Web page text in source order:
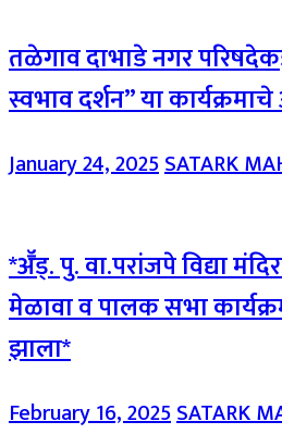
तळेगाव दाभाडे नगर
स्वभाव दर्शन” या
January 24, 2025SATARK
*अॕड्. पु. वा.परांजपे विद्या
मेळावा व पालक सभा
झाला*
February 16, 2025SATARK